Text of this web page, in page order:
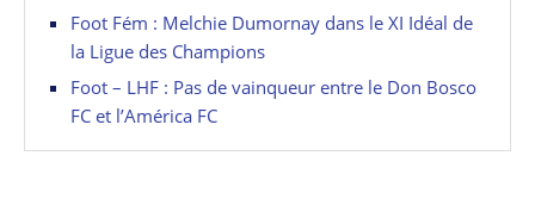
Foot Fém : Melchie Dumornay dans le XI Idéal de
la Ligue des Champions
Foot – LHF : Pas de vainqueur entre le Don Bosco
FC et l’América FC